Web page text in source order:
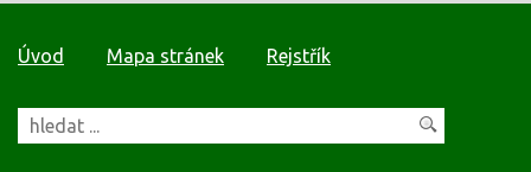
Úvod Mapa stránek Rejstřík